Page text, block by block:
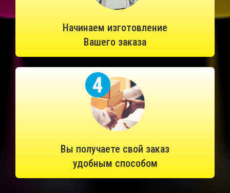
Начинаем изготовление
Вашего заказа
Вы получаете свой заказ
удобным способом